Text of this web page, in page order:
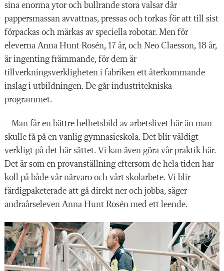
sina enorma ytor och bullrande stora valsar där
pappersmassan avvattnas, pressas och torkas för att till sist
förpackas och märkas av speciella robotar. Men för
eleverna Anna Hunt Rosén, 17 år, och Neo Claesson, 18 år,
är ingenting främmande, för dem är
tillverkningsverkligheten i fabriken ett återkommande
inslag i utbildningen. De går industritekniska
programmet.
– Man får en bättre helhetsbild av arbetslivet här än man
skulle få på en vanlig gymnasieskola. Det blir väldigt
verkligt på det här sättet. Vi kan även göra vår praktik här.
Det är som en provanställning eftersom de hela tiden har
koll på både vår närvaro och vårt skolarbete. Vi blir
färdigpaketerade att gå direkt ner och jobba, säger
andraårseleven Anna Hunt Rosén med ett leende.